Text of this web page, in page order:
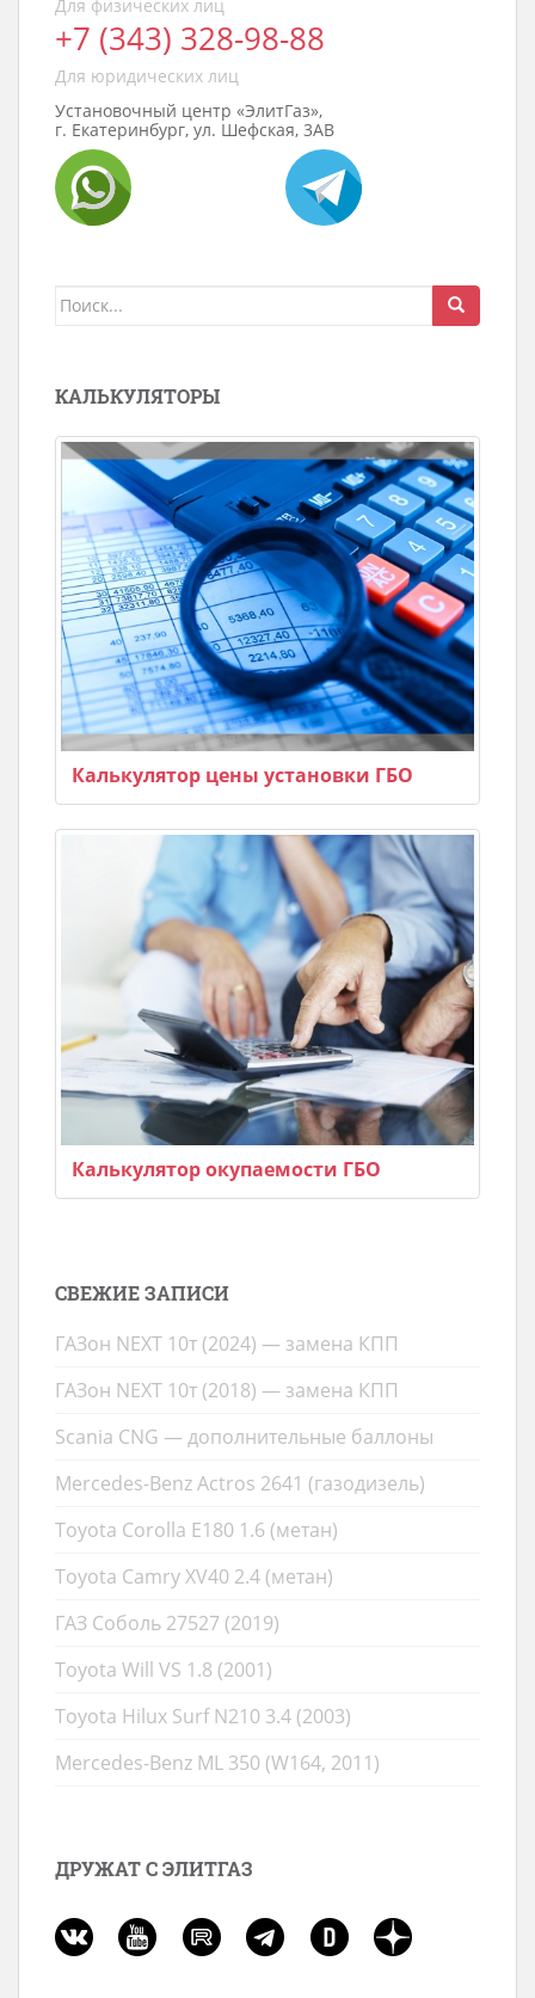
Для физических лиц
+7 (343) 328-98-88
Для юридических лиц
Установочный центр «ЭлитГаз»,
г. Екатеринбург, ул. Шефская, 3АВ
Поиск
КАЛЬКУЛЯТОРЫ
Калькулятор цены установки ГБО
Калькулятор окупаемости ГБО
СВЕЖИЕ ЗАПИСИ
ГАЗон NEXT 10т (2024) — замена КПП
ГАЗон NEXT 10т (2018) — замена КПП
Scania CNG — дополнительные баллоны
Mercedes-Benz Actros 2641 (газодизель)
Toyota Corolla E180 1.6 (метан)
Toyota Camry XV40 2.4 (метан)
ГАЗ Соболь 27527 (2019)
Toyota Will VS 1.8 (2001)
Toyota Hilux Surf N210 3.4 (2003)
Mercedes-Benz ML 350 (W164, 2011)
ДРУЖАТ С ЭЛИТГАЗ